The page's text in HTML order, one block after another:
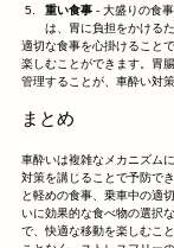
重い食事 - 大盛りの食
は、胃に負担をかける
適切な食事を心掛けること
楽しむことができます。胃
管理することが、車酔い対策
まとめ
車酔いは複雑なメカニズム
対策を講じることで予防で
と軽めの食事、乗車中の適
いに効果的な食べ物の選択
で、快適な移動を楽しむこ